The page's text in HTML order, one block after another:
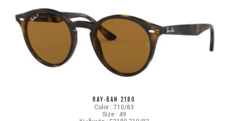
Material
Color BLACK
Lens Color GRAY-GREEN
RAY-BAN 2180
Color : 710/83
Size : 49